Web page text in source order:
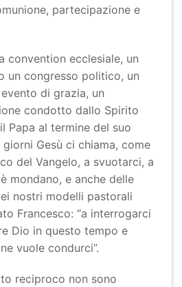
partecipazione e
convention ecclesiale, un
un congresso politico, un
di grazia, un
condotto dallo Spirito
Papa al termine del suo
Gesù ci chiama, come
del Vangelo, a svuotarci, a
mondano, e anche delle
nostri modelli pastorali
Francesco: “a interrogarci
Dio in questo tempo e
vuole condurci”.
reciproco non sono